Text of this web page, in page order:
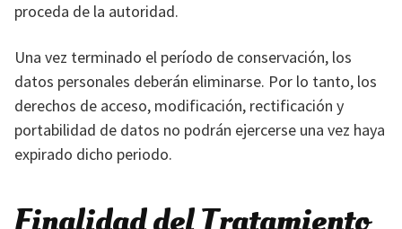
proceda de la autoridad.
Una vez terminado el período de conservación, los
datos personales deberán eliminarse. Por lo tanto, los
derechos de acceso, modificación, rectificación y
portabilidad de datos no podrán ejercerse una vez haya
expirado dicho periodo.